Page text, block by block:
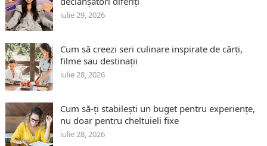
iulie 29, 2026
Cum să creezi seri culinare inspirate de cărți,
filme sau destinații
iulie 28, 2026
Cum să-ți stabilești un buget pentru experiențe,
nu doar pentru cheltuieli fixe
iulie 28, 2026